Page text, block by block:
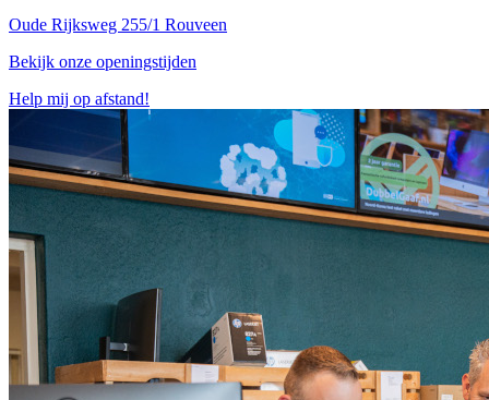
Oude Rijksweg 255/1 Rouveen
Bekijk onze openingstijden
Help mij op afstand!